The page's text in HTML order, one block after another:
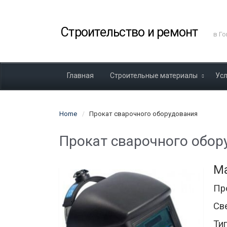
Строительство и ремонт в
Главная Строительные материалы
Home Прокат сварочного оборудования
Прокат сварочного